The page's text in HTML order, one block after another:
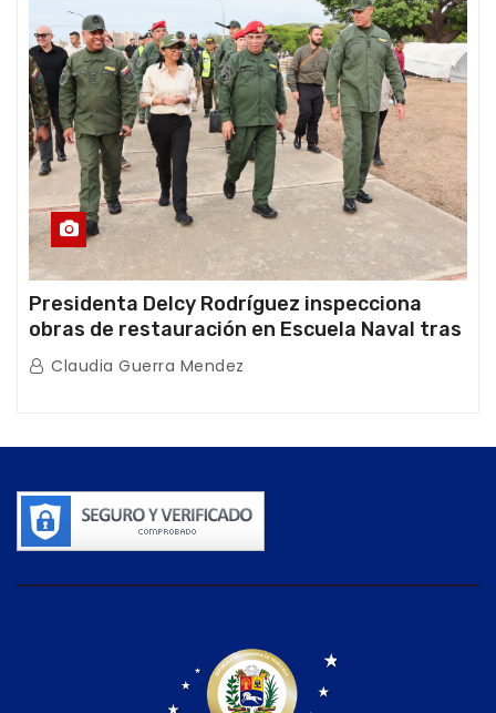
Presidenta Delcy Rodríguez inspecciona
obras de restauración en Escuela Naval tras
afectaciones sísmicas en La Guaira
Claudia Guerra Mendez